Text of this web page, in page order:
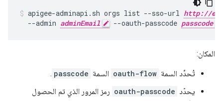
apigee-adminapi.sh orgs list --sso-url http://
  --admin
adminEmail --oauth-passcode passcode
المكان:
تُحدِّد السمة oauth-flow السمة passcode
.
يحدّد oauth-passcode رمز المرور الذي تم الحصول